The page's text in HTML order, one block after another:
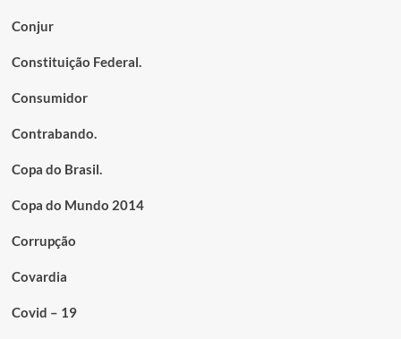
Conjur
Constituição Federal.
Consumidor
Contrabando.
Copa do Brasil.
Copa do Mundo 2014
Corrupção
Covardia
Covid – 19